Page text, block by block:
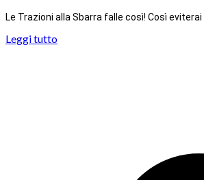
Le Trazioni alla Sbarra falle così! Così
Leggi tutto